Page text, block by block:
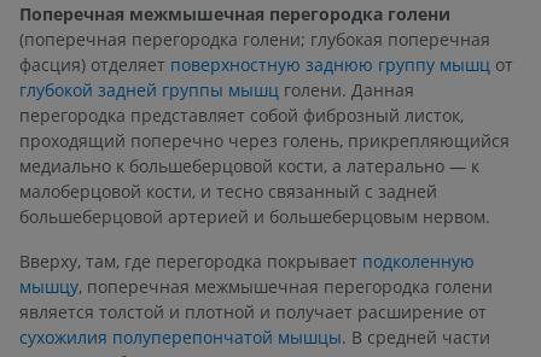
Поперечная межмышечная перегородка голени
(поперечная перегородка голени; глубокая поперечная
фасция) отделяет поверхностную заднюю группу мышц от
глубокой задней группы мышц голени. Данная
перегородка представляет собой фиброзный листок,
проходящий поперечно через голень, прикрепляющийся
медиально к большеберцовой кости, а латерально — к
малоберцовой кости, и тесно связанный с задней
большеберцовой артерией и большеберцовым нервом.
Вверху, там, где перегородка покрывает подколенную
мышцу, поперечная межмышечная перегородка голени
является толстой и плотной и получает расширение от
сухожилия полуперепончатой мышцы. В средней части